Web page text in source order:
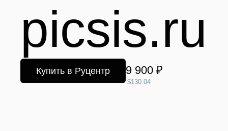
picsis.ru
Купить в Руцентр 9 900 ₽
$130.04